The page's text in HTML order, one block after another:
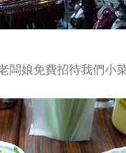
闆娘免費招待我們小